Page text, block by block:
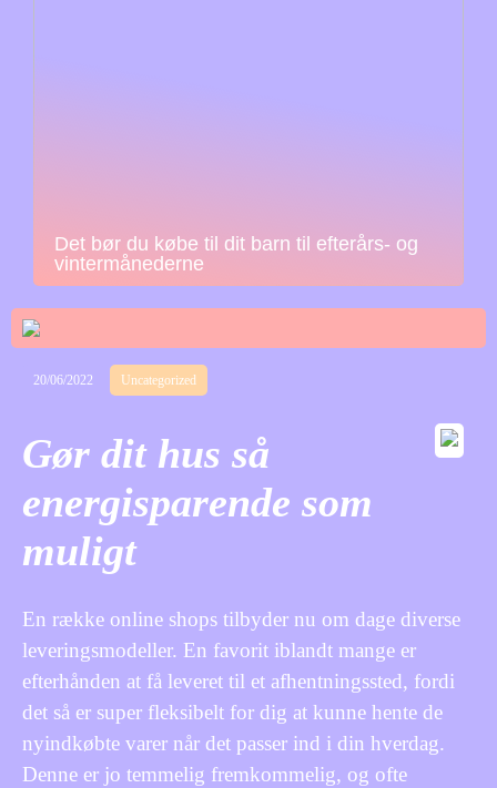
Det bør du købe til dit barn til efterårs- og
vintermånederne
20/06/2022 Uncategorized
Gør dit hus så
energisparende som
muligt
En række online shops tilbyder nu om dage diverse
leveringsmodeller. En favorit iblandt mange er
efterhånden at få leveret til et afhentningssted, fordi
det så er super fleksibelt for dig at kunne hente de
nyindkøbte varer når det passer ind i din hverdag.
Denne er jo temmelig fremkommelig, og ofte